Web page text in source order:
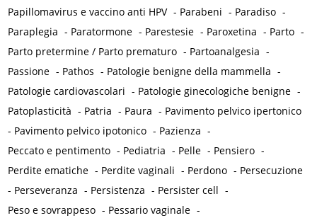
Papillomavirus e vaccino anti HPV - Parabeni - Paradiso -
Paraplegia - Paratormone - Parestesie - Paroxetina - Parto -
Parto pretermine / Parto prematuro - Partoanalgesia -
Passione - Pathos - Patologie benigne della mammella -
Patologie cardiovascolari - Patologie ginecologiche benigne -
Patoplasticità - Patria - Paura - Pavimento pelvico ipertonico
- Pavimento pelvico ipotonico - Pazienza -
Peccato e pentimento - Pediatria - Pelle - Pensiero -
Perdite ematiche - Perdite vaginali - Perdono - Persecuzione
- Perseveranza - Persistenza - Persister cell -
Peso e sovrappeso - Pessario vaginale -